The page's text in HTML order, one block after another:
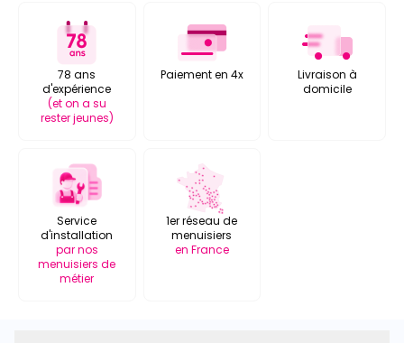
78 ans
d'expérience
(et on a su
rester jeunes)
Paiement en 4x
Livraison à
domicile
Service
d'installation
par nos
menuisiers de
métier
1er réseau de
menuisiers
en France